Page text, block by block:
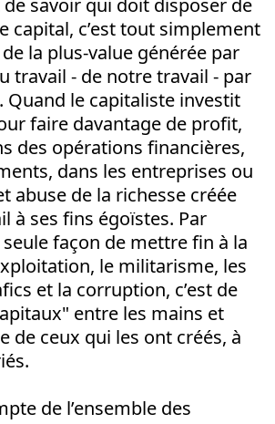
savoir qui doit disposer de
capital, c’est tout simplement
la plus-value générée par
travail - de notre travail - par
Quand le capitaliste investit
faire davantage de profit,
des opérations financières,
dans les entreprises ou
abuse de la richesse créée
à ses fins égoïstes. Par
façon de mettre fin à la
le militarisme, les
et la corruption, c’est de
entre les mains et
de ceux qui les ont créés, à
de l’ensemble des